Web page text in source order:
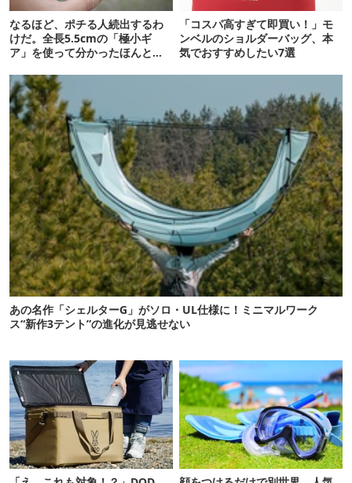
なるほど、ポチる人続出するわ
けだ。全長5.5cmの「極小ギ
ア」を使って分かったほんとの
「コスパ高すぎて即買い！」モ
ンベルのショルダーバッグ、本
気でおすすめしたい7選
あの名作「シェルターG」がソロ・UL仕様に！ミニマルワーク
ス“新作3テント”の進化が見逃せない